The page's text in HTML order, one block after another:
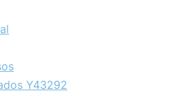
Y43292